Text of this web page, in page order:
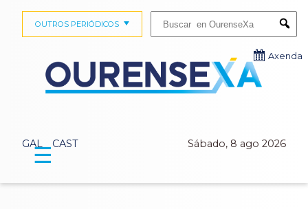
GAL CAST Sábado, 8 ago 2026
OUTROS PERIÓDICOS
Axenda
☰